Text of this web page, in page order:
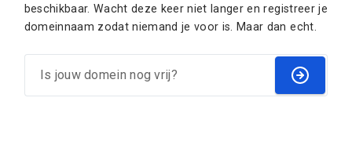
beschikbaar. Wacht deze keer niet langer en registreer je
domeinnaam zodat niemand je voor is. Maar dan echt.